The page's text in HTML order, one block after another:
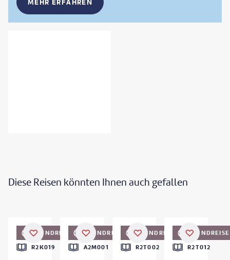
Diese Reisen könnten Ihnen auch gefallen
DEAL RUNDREISE
R2K019
RUNDREISE
A2M001
DEAL RUNDREISE
R2T002
DEAL RUNDREISE
R2T012